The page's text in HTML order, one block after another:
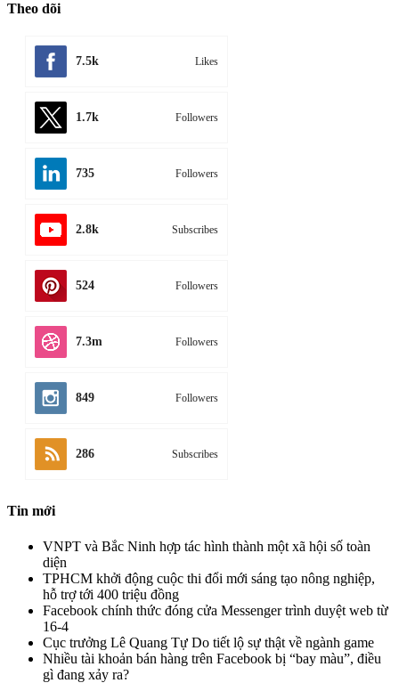
Theo dõi
7.5k Likes
1.7k Followers
735 Followers
2.8k Subscribes
524 Followers
7.3m Followers
849 Followers
286 Subscribes
Tin mới
VNPT và Bắc Ninh hợp tác hình thành một xã hội số toàn
diện
TPHCM khởi động cuộc thi đổi mới sáng tạo nông nghiệp,
hỗ trợ tới 400 triệu đồng
Facebook chính thức đóng cửa Messenger trình duyệt web từ
16-4
Cục trưởng Lê Quang Tự Do tiết lộ sự thật về ngành game
Nhiều tài khoản bán hàng trên Facebook bị “bay màu”, điều
gì đang xảy ra?